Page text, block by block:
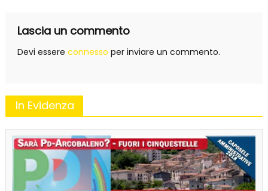
Lascia un commento
Devi essere connesso per inviare un commento.
In Evidenza